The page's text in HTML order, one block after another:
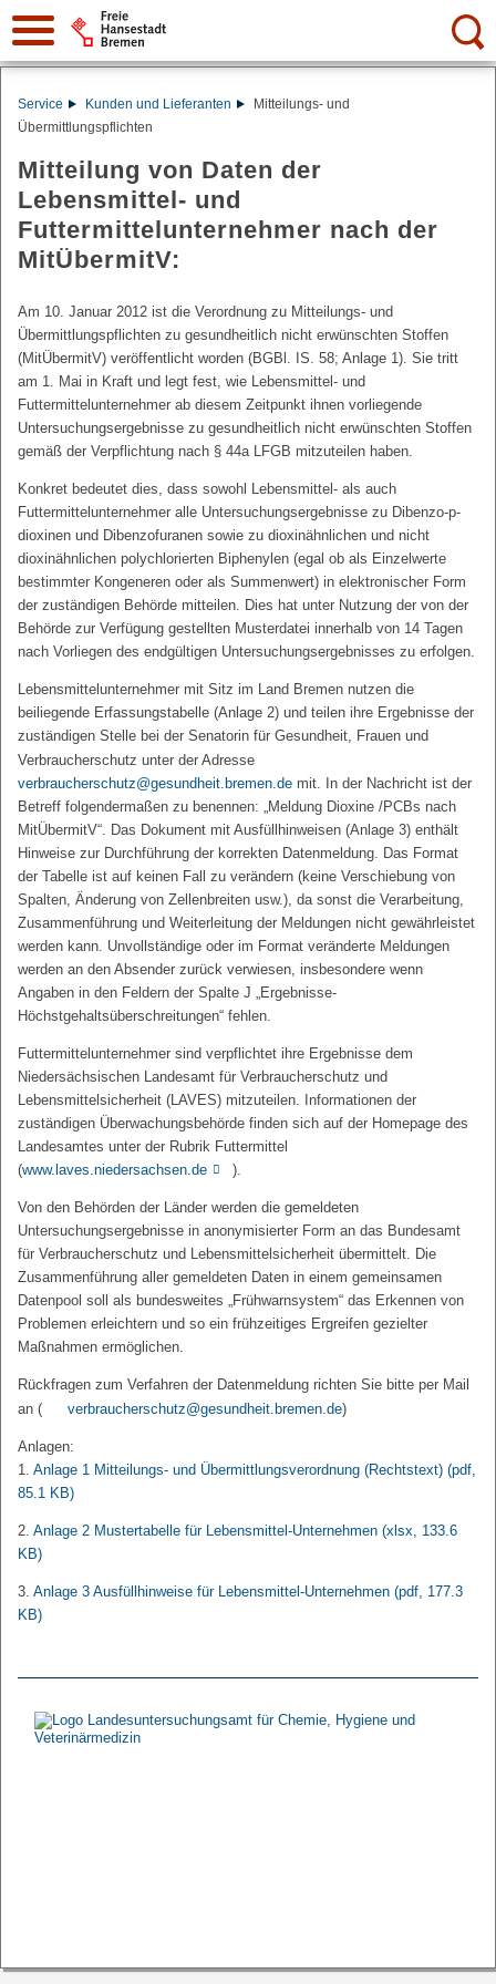
Suche:
Service Kunden und Lieferanten
Mitteilungs- und
Übermittlungspflichten
Mitteilung von Daten der
Lebensmittel- und
Futtermittelunternehmer nach der
MitÜbermitV:
Am 10. Januar 2012 ist die Verordnung zu Mitteilungs- und
Übermittlungspflichten zu gesundheitlich nicht erwünschten Stoffen
(MitÜbermitV) veröffentlicht worden (BGBl. IS. 58; Anlage 1). Sie tritt
am 1. Mai in Kraft und legt fest, wie Lebensmittel- und
Futtermittelunternehmer ab diesem Zeitpunkt ihnen vorliegende
Untersuchungsergebnisse zu gesundheitlich nicht erwünschten Stoffen
gemäß der Verpflichtung nach § 44a LFGB mitzuteilen haben.
Konkret bedeutet dies, dass sowohl Lebensmittel- als auch
Futtermittelunternehmer alle Untersuchungsergebnisse zu Dibenzo-p-
dioxinen und Dibenzofuranen sowie zu dioxinähnlichen und nicht
dioxinähnlichen polychlorierten Biphenylen (egal ob als Einzelwerte
bestimmter Kongeneren oder als Summenwert) in elektronischer Form
der zuständigen Behörde mitteilen. Dies hat unter Nutzung der von der
Behörde zur Verfügung gestellten Musterdatei innerhalb von 14 Tagen
nach Vorliegen des endgültigen Untersuchungsergebnisses zu erfolgen.
Lebensmittelunternehmer mit Sitz im Land Bremen nutzen die
beiliegende Erfassungstabelle (Anlage 2) und teilen ihre Ergebnisse der
zuständigen Stelle bei der Senatorin für Gesundheit, Frauen und
Verbraucherschutz unter der Adresse
verbraucherschutz@gesundheit.bremen.de mit. In der Nachricht ist der
Betreff folgendermaßen zu benennen: „Meldung Dioxine /PCBs nach
MitÜbermitV“. Das Dokument mit Ausfüllhinweisen (Anlage 3) enthält
Hinweise zur Durchführung der korrekten Datenmeldung. Das Format
der Tabelle ist auf keinen Fall zu verändern (keine Verschiebung von
Spalten, Änderung von Zellenbreiten usw.), da sonst die Verarbeitung,
Zusammenführung und Weiterleitung der Meldungen nicht gewährleistet
werden kann. Unvollständige oder im Format veränderte Meldungen
werden an den Absender zurück verwiesen, insbesondere wenn
Angaben in den Feldern der Spalte J „Ergebnisse-
Höchstgehaltsüberschreitungen“ fehlen.
Futtermittelunternehmer sind verpflichtet ihre Ergebnisse dem
Niedersächsischen Landesamt für Verbraucherschutz und
Lebensmittelsicherheit (LAVES) mitzuteilen. Informationen der
zuständigen Überwachungsbehörde finden sich auf der Homepage des
Landesamtes unter der Rubrik Futtermittel
(www.laves.niedersachsen.de ).
Von den Behörden der Länder werden die gemeldeten
Untersuchungsergebnisse in anonymisierter Form an das Bundesamt
für Verbraucherschutz und Lebensmittelsicherheit übermittelt. Die
Zusammenführung aller gemeldeten Daten in einem gemeinsamen
Datenpool soll als bundesweites „Frühwarnsystem“ das Erkennen von
Problemen erleichtern und so ein frühzeitiges Ergreifen gezielter
Maßnahmen ermöglichen.
Rückfragen zum Verfahren der Datenmeldung richten Sie bitte per Mail
an (
verbraucherschutz@gesundheit.bremen.de)
Anlagen:
1. Anlage 1 Mitteilungs- und Übermittlungsverordnung (Rechtstext) (pdf,
85.1 KB)
2. Anlage 2 Mustertabelle für Lebensmittel-Unternehmen (xlsx, 133.6
KB)
3. Anlage 3 Ausfüllhinweise für Lebensmittel-Unternehmen (pdf, 177.3
KB)